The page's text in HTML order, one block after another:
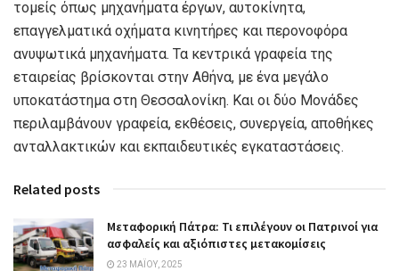
τομείς όπως μηχανήματα έργων, αυτοκίνητα,
επαγγελματικά οχήματα κινητήρες και περονοφόρα
ανυψωτικά μηχανήματα. Τα κεντρικά γραφεία της
εταιρείας βρίσκονται στην Αθήνα, με ένα μεγάλο
υποκατάστημα στη Θεσσαλονίκη. Και οι δύο Μονάδες
περιλαμβάνουν γραφεία, εκθέσεις, συνεργεία, αποθήκες
ανταλλακτικών και εκπαιδευτικές εγκαταστάσεις.
Related posts
Μεταφορική Πάτρα: Τι επιλέγουν οι Πατρινοί για
ασφαλείς και αξιόπιστες μετακομίσεις
23 ΜΑΪ́ΟΥ, 2025